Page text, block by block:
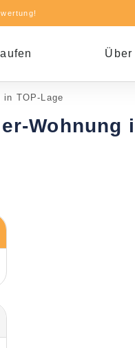
Über
in TOP-Lage
Wohnung